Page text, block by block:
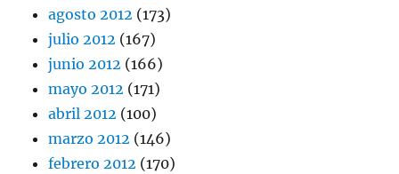
agosto 2012 (173)
julio 2012 (167)
junio 2012 (166)
mayo 2012 (171)
abril 2012 (100)
marzo 2012 (146)
febrero 2012 (170)